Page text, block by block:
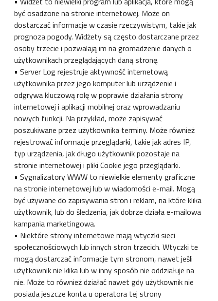
być osadzone na stronie internetowej. Może on
dostarczać informacje w czasie rzeczywistym, takie jak
prognoza pogody. Widżety są często dostarczane przez
osoby trzecie i pozwalają im na gromadzenie danych o
użytkownikach przeglądających daną stronę.
• Server Log rejestruje aktywność internetową
użytkownika przez jego komputer lub urządzenie i
odgrywa kluczową rolę w poprawie działania strony
internetowej i aplikacji mobilnej oraz wprowadzaniu
nowych funkcji. Na przykład, może zapisywać
poszukiwane przez użytkownika terminy. Może również
rejestrować informacje przeglądarki, takie jak adres IP,
typ urządzenia, jak długo użytkownik pozostaje na
stronie internetowej i pliki Cookie jego przeglądarki.
• Sygnalizatory WWW to niewielkie elementy graficzne
na stronie internetowej lub w wiadomości e-mail. Mogą
być używane do zapisywania stron i reklam, na które klika
użytkownik, lub do śledzenia, jak dobrze działa e-mailowa
kampania marketingowa.
• Niektóre strony internetowe mają wtyczki sieci
społecznościowych lub innych stron trzecich. Wtyczki te
mogą dostarczać informacje tym stronom, nawet jeśli
użytkownik nie klika lub w inny sposób nie oddziałuje na
nie. Może to również działać nawet gdy użytkownik nie
posiada jeszcze konta u operatora tej strony